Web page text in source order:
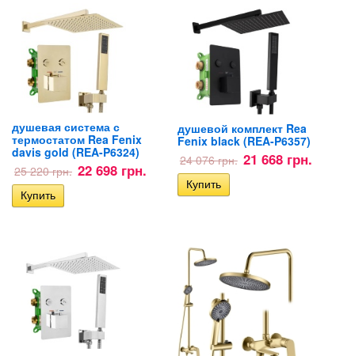
душевая система с
термостатом Rea Fenix
davis gold (REA-P6324)
25 220 грн. 22 698 грн.
душевой комплект Rea
Fenix black (REA-P6357)
24 076 грн. 21 668 грн.